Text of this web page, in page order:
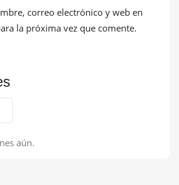
aún.
correo electrónico y web en
la próxima vez que comente.